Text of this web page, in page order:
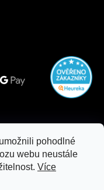
pohodlné
webu neustále
Více